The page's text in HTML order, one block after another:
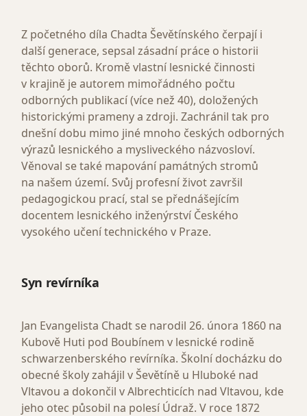
Z početného díla Chadta Ševětínského čerpají i
další generace, sepsal zásadní práce o historii
těchto oborů. Kromě vlastní lesnické činnosti
v krajině je autorem mimořádného počtu
odborných publikací (více než 40), doložených
historickými prameny a zdroji. Zachránil tak pro
dnešní dobu mimo jiné mnoho českých odborných
výrazů lesnického a mysliveckého názvosloví.
Věnoval se také mapování památných stromů
na našem území. Svůj profesní život završil
pedagogickou prací, stal se přednášejícím
docentem lesnického inženýrství Českého
vysokého učení technického v Praze.
Syn revírníka
Jan Evangelista Chadt se narodil 26. února 1860 na
Kubově Huti pod Boubínem v lesnické rodině
schwarzenberského revírníka. Školní docházku do
obecné školy zahájil v Ševětíně u Hluboké nad
Vltavou a dokončil v Albrechticích nad Vltavou, kde
jeho otec působil na polesí Údraž. V roce 1872